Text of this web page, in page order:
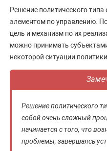
Решение политического
элементом по управлению.
цель и механизм по их
можно принимать
некоторой ситуации политики.
Решение политического
собой очень сложный
начинается с того, что
проблемы, завершаясь